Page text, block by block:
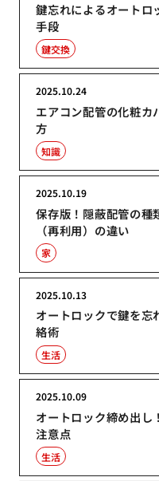
鍵忘れによるオートロ
手段
鍵交換
エアコン配管の化粧カ
方
2025.10.24
知識
保存版！隠蔽配管の種
（再利用）の違い
2025.10.19
家
オートロックで鍵を忘
絡術
2025.10.13
生活
オートロック締め出し
注意点
2025.10.09
生活